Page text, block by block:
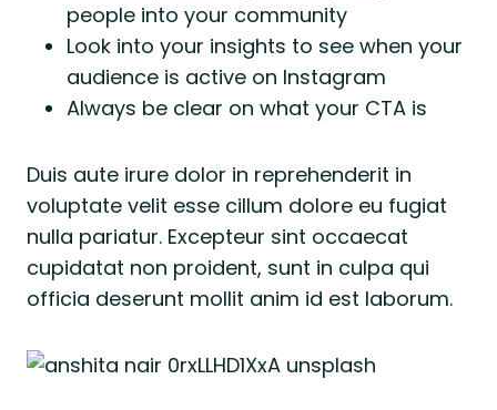
people into your community
Look into your insights to see when your
audience is active on Instagram
Always be clear on what your CTA is
Duis aute irure dolor in reprehenderit in
voluptate velit esse cillum dolore eu fugiat
nulla pariatur. Excepteur sint occaecat
cupidatat non proident, sunt in culpa qui
officia deserunt mollit anim id est laborum.